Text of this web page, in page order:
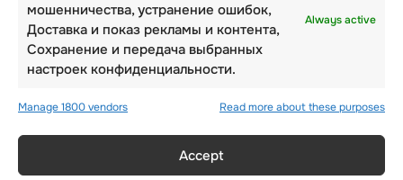
мошенничества, устранение ошибок,
Доставка и показ рекламы и контента,
Сохранение и передача выбранных
настроек конфиденциальности.
Always active
Manage 1800 vendors Read more about these purposes
Accept